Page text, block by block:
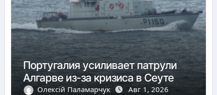
Португалия усиливает патрули
Алгарве из-за кризиса в Сеуте
Олексій Паламарчук Авг 1, 2026